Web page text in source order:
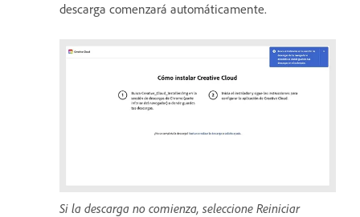
descarga comenzará automáticamente.
Si la descarga no comienza, seleccione Reiniciar